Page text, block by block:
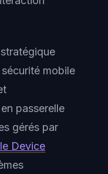
mobile
passerelle
gérés par
Device